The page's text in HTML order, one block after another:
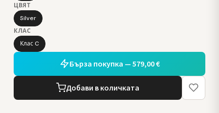
ЦВЯТ
Silver
КЛАС
Клас C
Бърза покупка — 579,00 €
Добави в количката